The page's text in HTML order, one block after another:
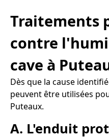
Traitements
contre
cave à
Dès que la cause
peuvent être utilisées
Puteaux.
A. L'enduit